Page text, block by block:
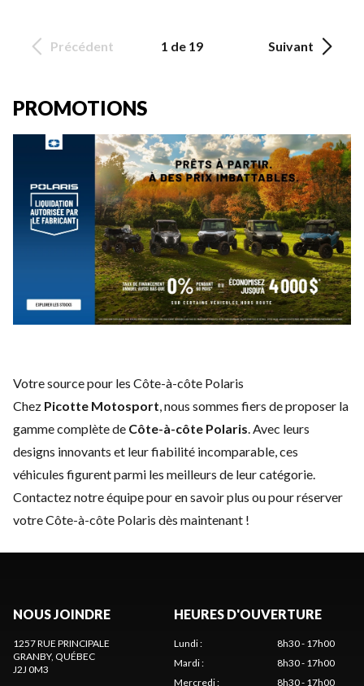
Précédent 1 de 19 Suivant
PROMOTIONS
Votre source pour les Côte-à-côte Polaris
Chez Picotte Motosport, nous sommes fiers de proposer la
gamme complète de Côte-à-côte Polaris. Avec leurs
designs innovants et leur fiabilité incomparable, ces
véhicules figurent parmi les meilleurs de leur catégorie.
Contactez notre équipepour en savoir plus ou pour réserver
votre Côte-à-côte Polaris dès maintenant !
NOUS JOINDRE
1257 RUE PRINCIPALE
GRANBY, QUÉBEC
J2J 0M3
HEURES D'OUVERTURE
Lundi:
8h30 - 17h00
Mardi:
8h30 - 17h00
Mercredi: 8h30 - 17h00